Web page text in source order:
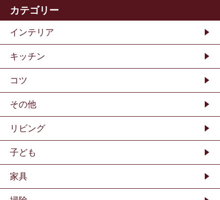
カテゴリー
インテリア
キッチン
コツ
その他
リビング
子ども
家具